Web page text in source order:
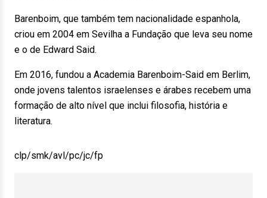
Barenboim, que também tem nacionalidade espanhola,
criou em 2004 em Sevilha a Fundação que leva seu nome
e o de Edward Said.
Em 2016, fundou a Academia Barenboim-Said em Berlim,
onde jovens talentos israelenses e árabes recebem uma
formação de alto nível que inclui filosofia, história e
literatura.
clp/smk/avl/pc/jc/fp